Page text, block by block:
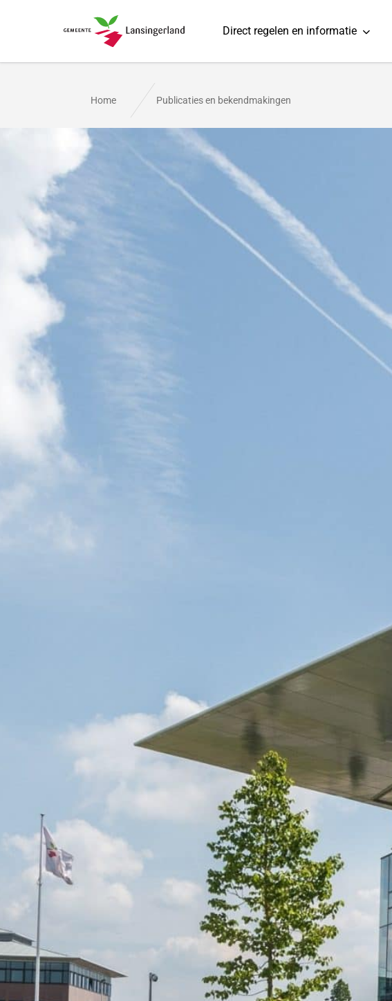
Direct regelen en informatie
Home Publicaties en bekendmakingen